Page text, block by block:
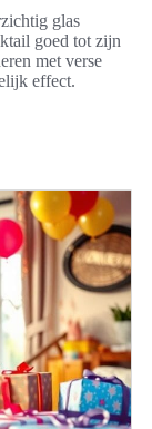
glas
goed tot zijn
met verse
effect.